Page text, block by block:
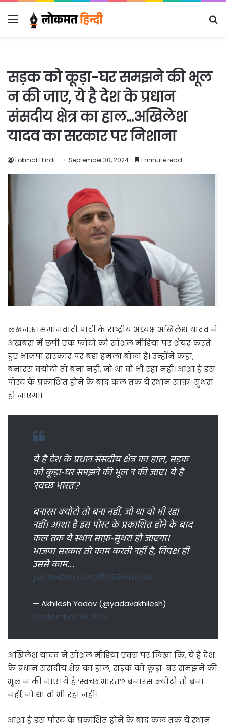
Menu
सड़क को कूड़ा-घर समझने की भूल
न की जाए, ये है देश के प्रधान
संसदीय क्षेत्र का हाल…अखिलेश
यादव का सरकार पर निशाना
Lokmat Hindi September 30, 2024 1 minute read
लखनऊ। समाजवादी पार्टी के राष्ट्रीय अध्यक्ष अखिलेश यादव ने
अखबरा में छपी एक फोटो को सोशल मीडिया पर शेयर करते
हुए भाजपा सरकार पर बड़ा हमला बोला है। उन्होंने कहा,
बनारस क्योटो तो बना नहीं, जो था वो भी रहा नहीं। आशा है इस
पोस्ट के प्रकाशित होने के बाद कल तक ये स्थान साफ़-सुथरा
हो जाएगा।
ये है देश के प्रधान संसदीय क्षेत्र का हाल, सड़क
को कूड़ा-घर समझने की भूल न की जाए। ये है
‘स्वच्छ भारत’?
बनारस क्योटो तो बना नहीं, जो था वो भी रहा
नहीं। आशा है इस पोस्ट के प्रकाशित होने के बाद
कल तक ये स्थान साफ़-सुथरा हो जाएगा।
भाजपा सरकार तो काम करती नहीं है, विपक्ष ही
उससे काम…
pic.twitter.com/RVS8hruWJo
— Akhilesh Yadav (@yadavakhilesh)
September 30, 2024
अखिलेश यादव ने सोशल मीडिया एक्स पर लिखा कि, ये है देश
के प्रधान संसदीय क्षेत्र का हाल, सड़क को कूड़ा-घर समझने की
भूल न की जाए। ये है ‘स्वच्छ भारत’? बनारस क्योटो तो बना
नहीं, जो था वो भी रहा नहीं।
आशा है इस पोस्ट के प्रकाशित होने के बाद कल तक ये स्थान